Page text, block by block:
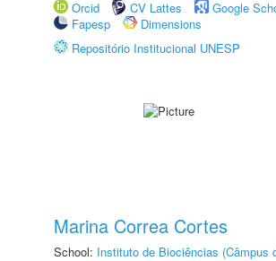
Orcid
CV Lattes
Google
Fapesp
Dimensions
Repositório Institucional UNESP
Marina Correa Cortes
School: Instituto de Biociências (Câmpus